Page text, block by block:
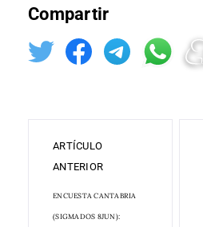
Compartir
ARTÍCULO
ANTERIOR
ENCUESTA CANTABRIA
(SIGMADOS 8JUN):